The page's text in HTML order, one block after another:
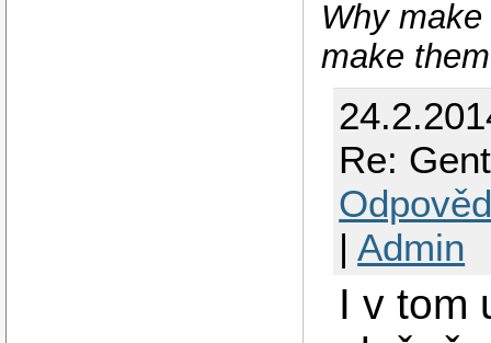
Why
make
Re:
|Admin
I v tom